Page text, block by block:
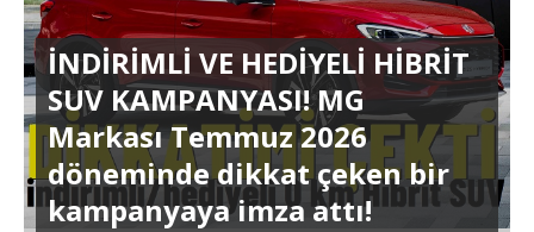
İNDİRİMLİ VE HEDİYELİ HİBRİT
SUV KAMPANYASI! MG
Markası Temmuz 2026
döneminde dikkat çeken bir
kampanyaya imza attı!